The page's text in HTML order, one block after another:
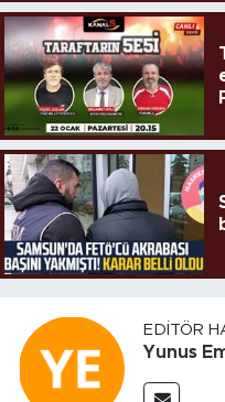
EDITÖR
Yunus